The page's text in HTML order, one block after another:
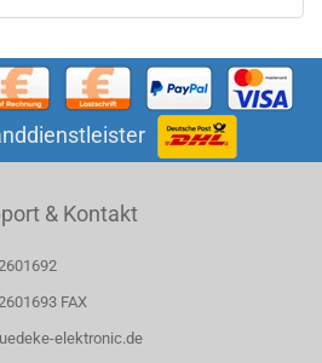
& Kontakt
FAX
elektronic.de